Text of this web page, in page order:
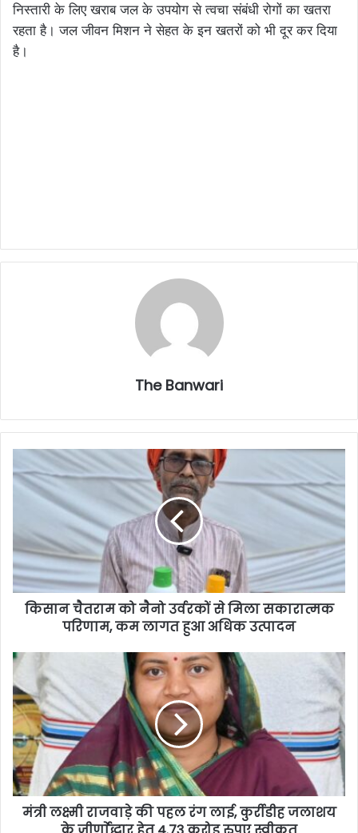
निस्तारी के लिए खराब जल के उपयोग से त्वचा संबंधी रोगों का खतरा
रहता है। जल जीवन मिशन ने सेहत के इन खतरों को भी दूर कर दिया
है।
The Banwari
किसान चैतराम को नैनो उर्वरकों से मिला सकारात्मक
परिणाम, कम लागत हुआ अधिक उत्पादन
मंत्री लक्ष्मी राजवाड़े की पहल रंग लाई, कुर्रीडीह जलाशय